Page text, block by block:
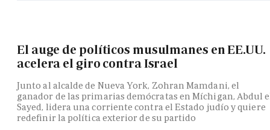
El auge de políticos musulmanes en EE.UU.
acelera el giro contra Israel
Junto al alcalde de Nueva York, Zohran Mamdani, el
ganador de las primarias demócratas en Míchigan, Abdul
Sayed, lidera una corriente contra el Estado judío y quiere
redefinir la política exterior de su partido